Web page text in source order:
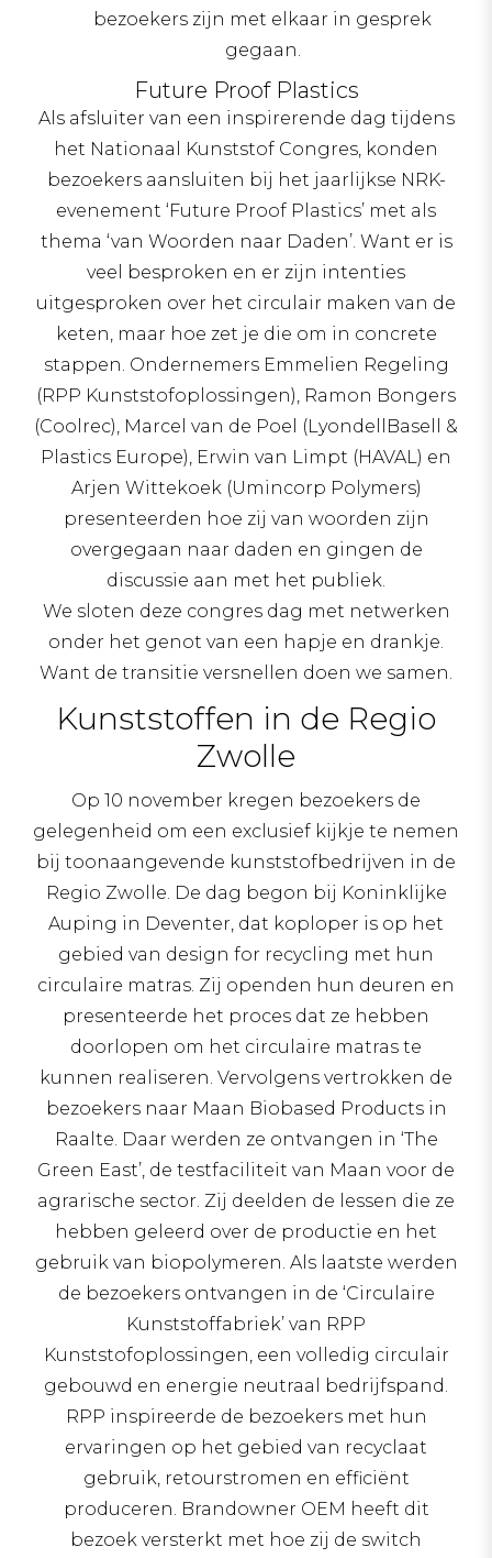
bezoekers zijn met elkaar in gesprek
gegaan.
Future Proof Plastics
Als afsluiter van een inspirerende dag tijdens
het Nationaal Kunststof Congres, konden
bezoekers aansluiten bij het jaarlijkse NRK-
evenement ‘Future Proof Plastics’ met als
thema ‘van Woorden naar Daden’. Want er is
veel besproken en er zijn intenties
uitgesproken over het circulair maken van de
keten, maar hoe zet je die om in concrete
stappen. Ondernemers Emmelien Regeling
(RPP Kunststofoplossingen), Ramon Bongers
(Coolrec), Marcel van de Poel (LyondellBasell &
Plastics Europe), Erwin van Limpt (HAVAL) en
Arjen Wittekoek (Umincorp Polymers)
presenteerden hoe zij van woorden zijn
overgegaan naar daden en gingen de
discussie aan met het publiek.
We sloten deze congres dag met netwerken
onder het genot van een hapje en drankje.
Want de transitie versnellen doen we samen.
Kunststoffen in de Regio
Zwolle
Op 10 november kregen bezoekers de
gelegenheid om een exclusief kijkje te nemen
bij toonaangevende kunststofbedrijven in de
Regio Zwolle. De dag begon bij Koninklijke
Auping in Deventer, dat koploper is op het
gebied van design for recycling met hun
circulaire matras. Zij openden hun deuren en
presenteerde het proces dat ze hebben
doorlopen om het circulaire matras te
kunnen realiseren. Vervolgens vertrokken de
bezoekers naar Maan Biobased Products in
Raalte. Daar werden ze ontvangen in ‘The
Green East’, de testfaciliteit van Maan voor de
agrarische sector. Zij deelden de lessen die ze
hebben geleerd over de productie en het
gebruik van biopolymeren. Als laatste werden
de bezoekers ontvangen in de ‘Circulaire
Kunststoffabriek’ van RPP
Kunststofoplossingen, een volledig circulair
gebouwd en energie neutraal bedrijfspand.
RPP inspireerde de bezoekers met hun
ervaringen op het gebied van recyclaat
gebruik, retourstromen en efficiënt
produceren. Brandowner OEM heeft dit
bezoek versterkt met hoe zij de switch